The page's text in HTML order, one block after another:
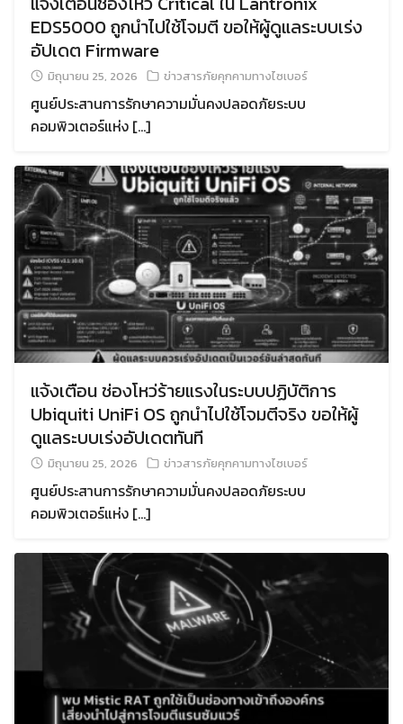
EDS5000 ถูกนำไปใช้โจมตี ขอให้ผู้ดูแลระบบเร่ง
อัปเดต Firmware
มิถุนายน 25, 2026 ข่าวสารภัยคุกคามทางไซเบอร์
ศูนย์ประสานการรักษาความมั่นคงปลอดภัยระบบ
คอมพิวเตอร์แห่ง […]
แจ้งเตือน ช่องโหว่ร้ายแรงในระบบปฏิบัติการ
Ubiquiti UniFi OS ถูกนำไปใช้โจมตีจริง ขอให้ผู้
ดูแลระบบเร่งอัปเดตทันที
มิถุนายน 25, 2026 ข่าวสารภัยคุกคามทางไซเบอร์
ศูนย์ประสานการรักษาความมั่นคงปลอดภัยระบบ
คอมพิวเตอร์แห่ง […]